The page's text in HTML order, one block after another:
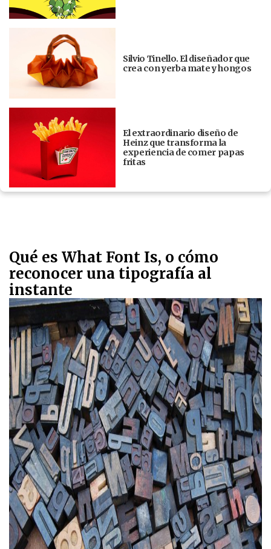
Silvio Tinello. El diseñador que
crea con yerba mate y hongos
El extraordinario diseño de
Heinz que transforma la
experiencia de comer papas
fritas
Qué es What Font Is, o cómo
reconocer una tipografía al
instante